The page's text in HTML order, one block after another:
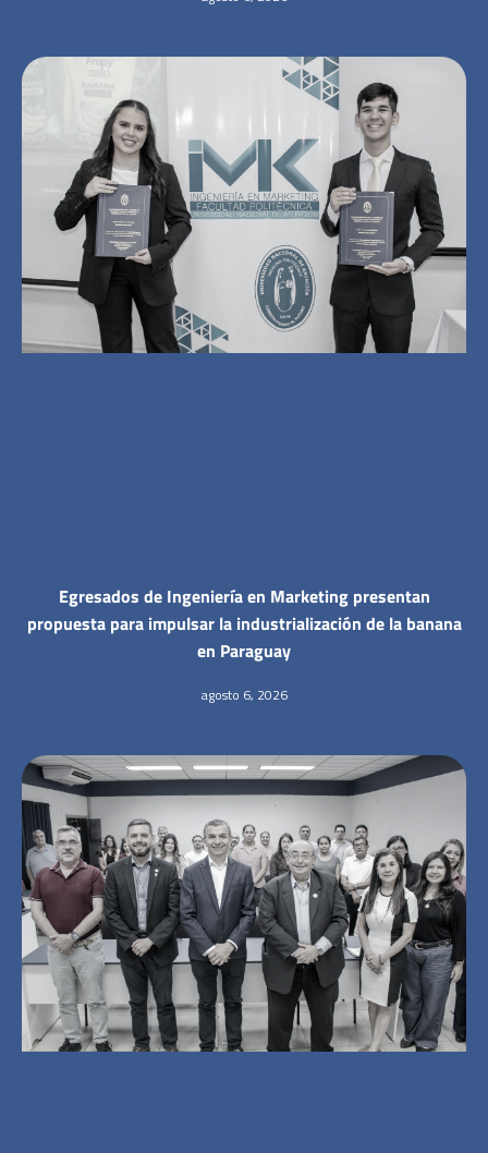
Egresados de Ingeniería en Marketing presentan
propuesta para impulsar la industrialización de la banana
en Paraguay
agosto 6, 2026